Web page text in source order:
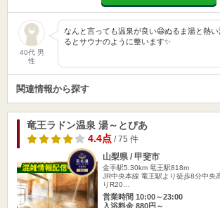
40代 男
性
なんと言っても温泉が良い😄ぬるま湯と熱
るとサウナのように整います✨
関連情報から探す
竜王ラドン温泉 湯～とぴあ
4.4点/ 75 件
山梨県 / 甲斐市
金手駅5.30km 竜王駅818m
JR中央本線 竜王駅より徒歩8分中央
りR20…
営業時間 10:00～23:00
入浴料金 880円～